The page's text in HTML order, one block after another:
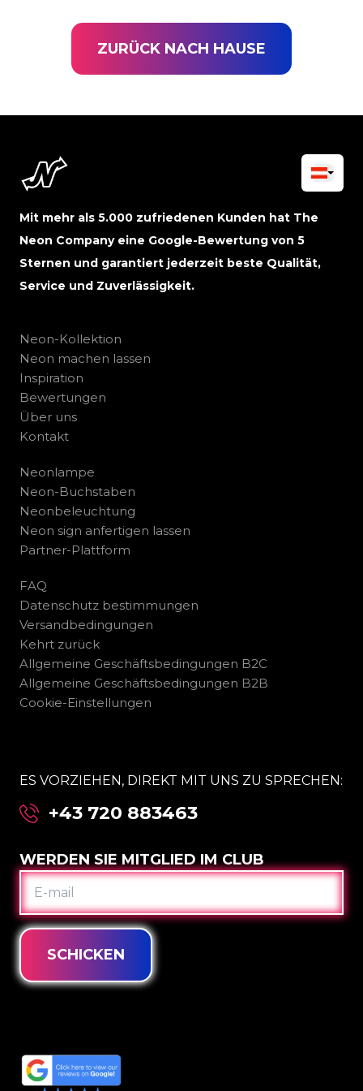
ZURÜCK NACH HAUSE
Mit mehr als 5.000 zufriedenen Kunden hat The
Neon Company eine Google-Bewertung von 5
Sternen und garantiert jederzeit beste Qualität,
Service und Zuverlässigkeit.
Neon-Kollektion
Neon machen lassen
Inspiration
Bewertungen
Über uns
Kontakt
Neonlampe
Neon-Buchstaben
Neonbeleuchtung
Neon sign anfertigen lassen
Partner-Plattform
FAQ
Datenschutz bestimmungen
Versandbedingungen
Kehrt zurück
Allgemeine Geschäftsbedingungen B2C
Allgemeine Geschäftsbedingungen B2B
Cookie-Einstellungen
ES VORZIEHEN, DIREKT MIT UNS ZU SPRECHEN:
+43 720 883463
WERDEN SIE MITGLIED IM CLUB
E-
MAIL
SCHICKEN